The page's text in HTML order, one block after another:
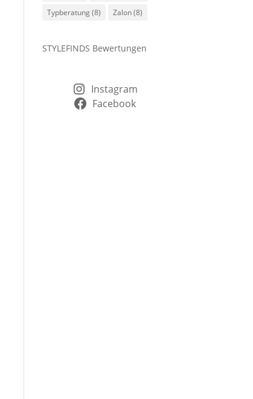
Typberatung(8) Zalon(8)
STYLEFINDS Bewertungen
Instagram
Facebook